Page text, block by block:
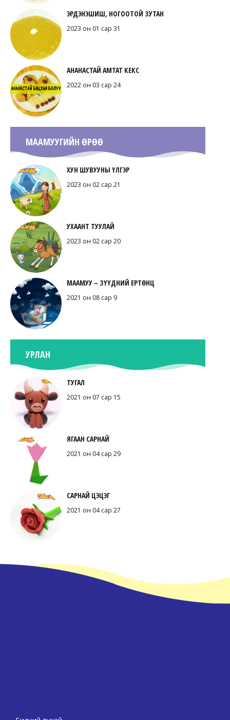
ЭРДЭНЭШИШ, НОГООТОЙ ЗУТАН
2023 он 01 сар 31
АНАНАСТАЙ АМТАТ КЕКС
2022 он 03 сар 24
МААМУУГИЙН ӨРӨӨ
ХУН ШУВУУНЫ ҮЛГЭР
2023 он 02 сар 21
УХААНТ ТУУЛАЙ
2023 он 02 сар 20
МААМУУ – ЗҮҮДНИЙ ЕРТӨНЦ
2021 он 08 сар 9
УРЛАН
ТУГАЛ
2021 он 07 сар 15
ЯГААН САРНАЙ
2021 он 04 сар 29
САРНАЙ ЦЭЦЭГ
2021 он 04 сар 27